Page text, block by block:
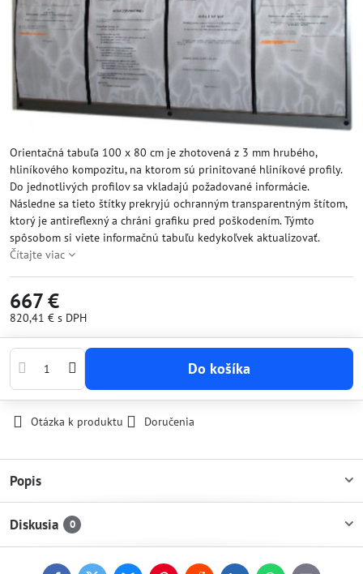
Orientačná tabuľa 100 x 80 cm je zhotovená z 3 mm hrubého,
hliníkového kompozitu, na ktorom sú prinitované hliníkové profily.
Do jednotlivých profilov sa vkladajú požadované informácie.
Následne sa tieto štítky prekryjú ochranným transparentným štítom,
ktorý je antireflexný a chráni grafiku pred poškodením. Týmto
spôsobom si viete informačnú tabuľu kedykoľvek aktualizovať.
Čítajte viac
667 €
820,41 € s DPH
Do košíka
Otázka k produktu Doručenia
Popis
Diskusia 0